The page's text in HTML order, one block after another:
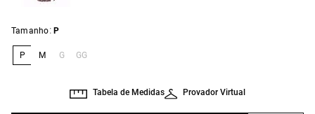
Tamanho: P
P M G GG
Provador Virtual
Tabela de Medidas